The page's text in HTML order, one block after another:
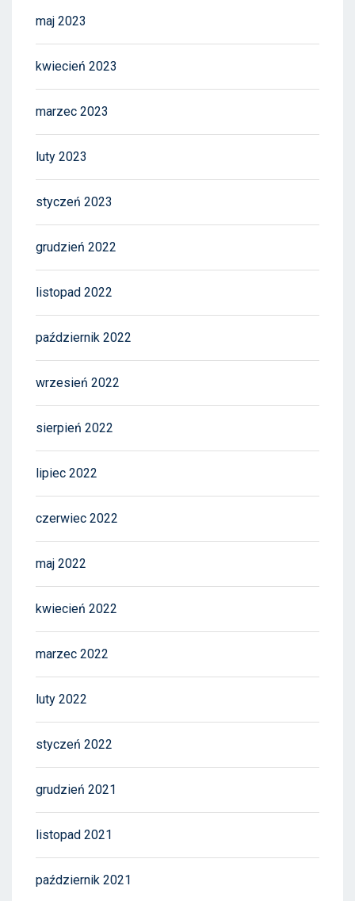
maj 2023
kwiecień 2023
marzec 2023
luty 2023
styczeń 2023
grudzień 2022
listopad 2022
październik 2022
wrzesień 2022
sierpień 2022
lipiec 2022
czerwiec 2022
maj 2022
kwiecień 2022
marzec 2022
luty 2022
styczeń 2022
grudzień 2021
listopad 2021
październik 2021